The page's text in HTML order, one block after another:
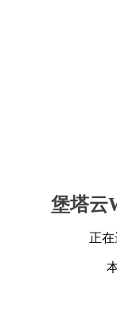
堡塔云
正